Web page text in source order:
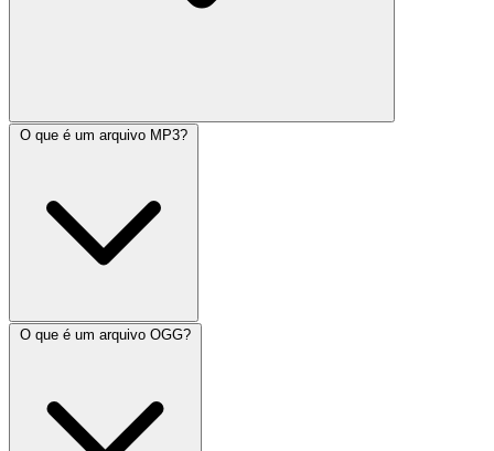
O que é um arquivo MP3?
O que é um arquivo OGG?